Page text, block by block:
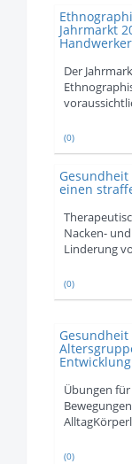
Jahrmarkt
Der
(0)
einen
Nacken-
Linderung
(0)
Übungen
(0)